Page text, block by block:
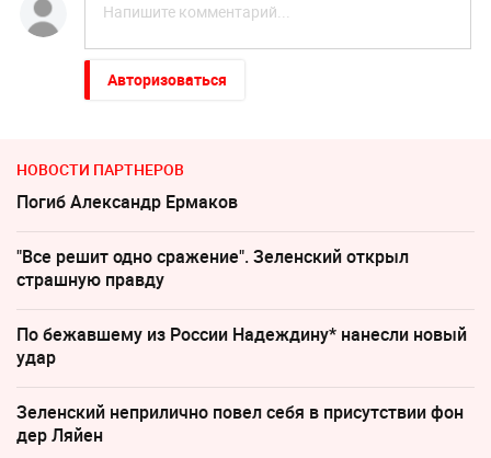
Авторизоваться
НОВОСТИ ПАРТНЕРОВ
Погиб Александр Ермаков
"Все решит одно сражение". Зеленский открыл
страшную правду
По бежавшему из России Надеждину* нанесли новый
удар
Зеленский неприлично повел cебя в присутствии фон
дер Ляйен